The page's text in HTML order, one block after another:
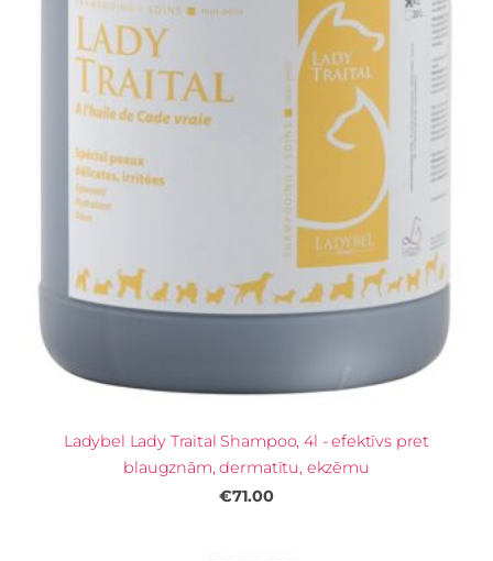
Ladybel Lady Traital Shampoo, 4l - efektīvs pret
blaugznām, dermatītu, ekzēmu
€71.00